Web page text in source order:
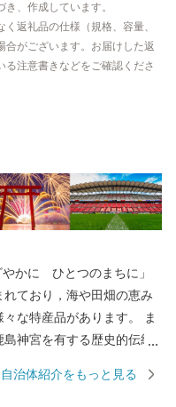
、作成しています。
返礼品の仕様（規格、容量、
合がございます。お届けした返
注意書きなどをご確認くださ
かに ひとつのまちに」
ており，海や田畑の恵み
な特産品があります。 ま
神宮を有する歴史的伝統
まちです。 2021年に
自治体紹介をもっと見る